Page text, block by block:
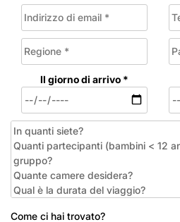
Il giorno di arrivo *
Come ci hai trovato?